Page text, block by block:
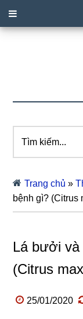
kiếm...
Trang chủ »
bệnh gì? (Citrus
Lá bưởi
(Citrus
25/01/2020